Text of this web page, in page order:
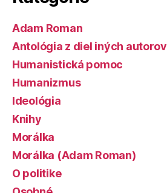
Adam Roman
Antológia z diel iných autorov
Humanistická pomoc
Humanizmus
Ideológia
Knihy
Morálka
Morálka (Adam Roman)
O politike